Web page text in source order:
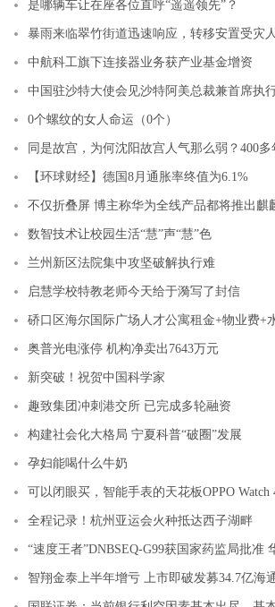
是哪辆车让在座各位直呼“遥遥领先”？
中航科工旗下连接器业务获产业基金增资
中国驻沙特大使会见沙特阿美总裁兼首席执
0个螺纹的女人命运（0个）
【环球财经】德国8月通胀率终值为6.1%
不仅折叠屏 博主称华为全线产品都将推出麒
数智技术让校园生活“慧”声“慧”色
兰州新区法院集中攻坚破解执行难
启慧学校特教老师今天给于漪写了封信
硚口区海尔国际广场人才公寓租金+物业费+
奥普光电涨停 机构净卖出7643万元
新突破！祝贺中国科学家
趣致集团冲刺港交所 已完成多轮融资
构建社会化大格局 宁夏科普“破圈”发展
孕妇能喝什么牛奶
可以闭眼买，智能手表的天花板OPPO Watch
全程记录！杭州亚运会火种抵达西子湖畔
智翔金泰上半年增亏 上市即破发募34.7亿海